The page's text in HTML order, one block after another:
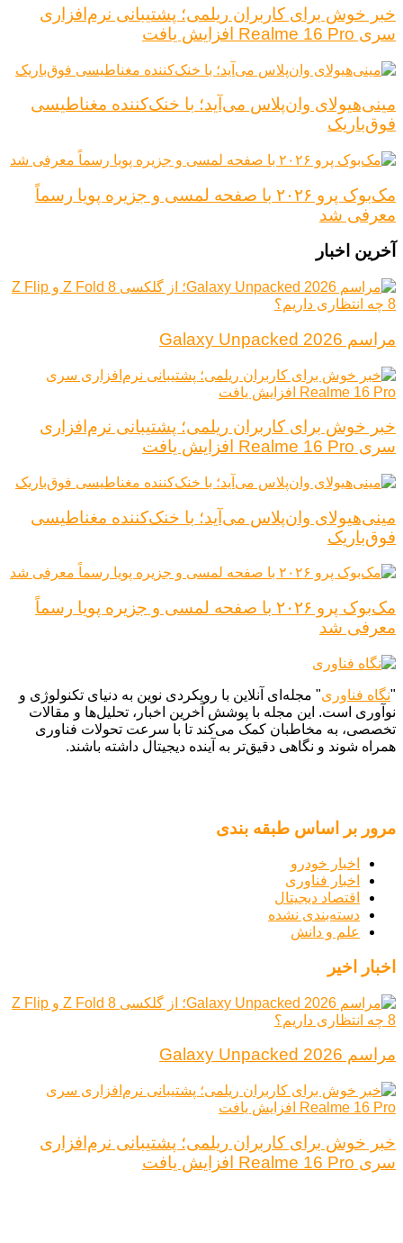
خبر خوش برای کاربران ریلمی؛ پشتیبانی نرم‌افزاری
سری Realme 16 Pro افزایش یافت
مینی‌هیولای وان‌پلاس می‌آید؛ با خنک‌کننده مغناطیسی
فوق‌باریک
مک‌بوک پرو ۲۰۲۶ با صفحه لمسی و جزیره پویا رسماً
معرفی شد
آخرین اخبار
مراسم Galaxy Unpacked 2026
خبر خوش برای کاربران ریلمی؛ پشتیبانی نرم‌افزاری
سری Realme 16 Pro افزایش یافت
مینی‌هیولای وان‌پلاس می‌آید؛ با خنک‌کننده مغناطیسی
فوق‌باریک
مک‌بوک پرو ۲۰۲۶ با صفحه لمسی و جزیره پویا رسماً
معرفی شد
"نگاه فناوری" مجله‌ای آنلاین با رویکردی نوین به دنیای تکنولوژی و
نوآوری است. این مجله با پوشش آخرین اخبار، تحلیل‌ها و مقالات
تخصصی، به مخاطبان کمک می‌کند تا با سرعت تحولات فناوری
همراه شوند و نگاهی دقیق‌تر به آینده دیجیتال داشته باشند.
مرور بر اساس طبقه بندی
اخبار خودرو
اخبار فناوری
اقتصاد دیجیتال
دسته‌بندی نشده
علم و دانش
اخبار اخیر
مراسم Galaxy Unpacked 2026
خبر خوش برای کاربران ریلمی؛ پشتیبانی نرم‌افزاری
سری Realme 16 Pro افزایش یافت